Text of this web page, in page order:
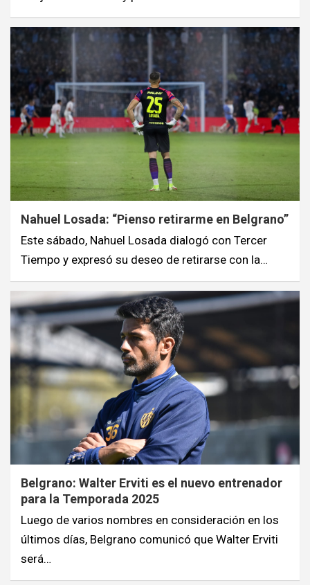
Nahuel Losada: “Pienso retirarme en Belgrano”
Este sábado, Nahuel Losada dialogó con Tercer
Tiempo y expresó su deseo de retirarse con la…
Belgrano: Walter Erviti es el nuevo entrenador
para la Temporada 2025
Luego de varios nombres en consideración en los
últimos días, Belgrano comunicó que Walter Erviti
será…